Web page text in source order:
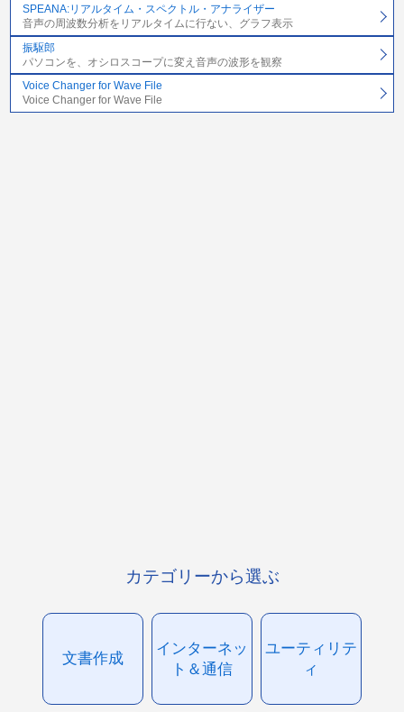
SPEANA:リアルタイム・スペクトル・アナライザー
音声の周波数分析をリアルタイムに行ない、グラフ表示
振駆郎
パソコンを、オシロスコープに変え音声の波形を観察
Voice Changer for Wave File
Voice Changer for Wave File
カテゴリーから選ぶ
文書作成
インターネッ
ト＆通信
ユーティリテ
ィ